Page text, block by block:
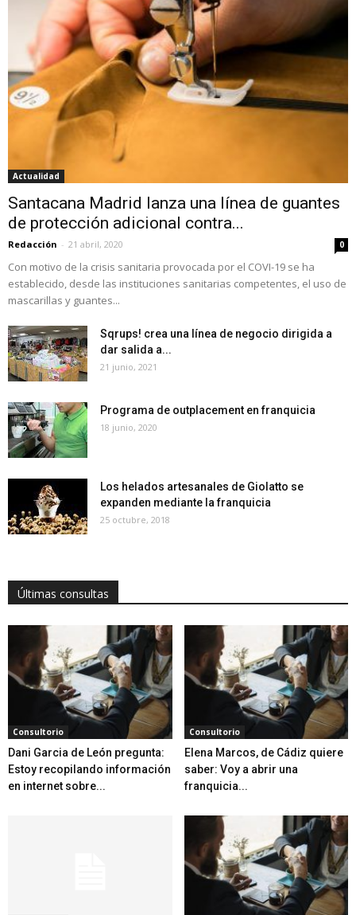
Actualidad
Santacana Madrid lanza una línea de guantes
de protección adicional contra...
Redacción - 21 abril, 2020 0
Con motivo de la crisis sanitaria provocada por el COVI-19 se ha
establecido, desde las instituciones sanitarias competentes, el uso de
mascarillas y guantes...
Sqrups! crea una línea de negocio dirigida a
dar salida a...
21 junio, 2021
Programa de outplacement en franquicia
18 junio, 2020
Los helados artesanales de Giolatto se
expanden mediante la franquicia
25 octubre, 2018
Últimas consultas
Consultorio
Dani Garcia de León pregunta:
Estoy recopilando información
en internet sobre...
Consultorio
Elena Marcos, de Cádiz quiere
saber: Voy a abrir una
franquicia...